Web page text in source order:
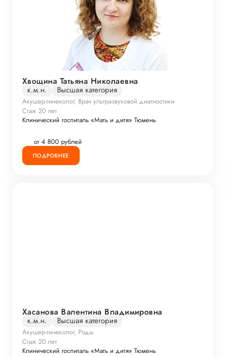
Хвощина Татьяна Николаевна
к.м.н. Высшая категория
Акушер-гинеколог, Врач ультразвуковой диагностики
Стаж 20 лет
Клинический госпиталь «Мать и дитя» Тюмень
от 4 800 рублей
ПОДРОБНЕЕ
Хасанова Валентина Владимировна
к.м.н. Высшая категория
Акушер-гинеколог, Роды
Стаж 20 лет
Клинический госпиталь «Мать и дитя» Тюмень